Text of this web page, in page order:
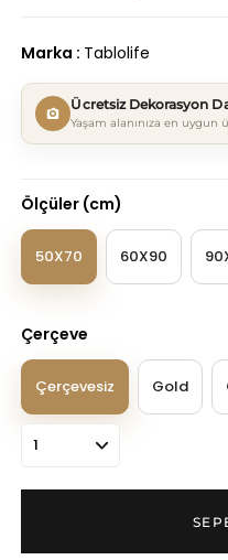
Marka : Tablolife
Ücretsiz Dekorasyon
Yaşam alanınıza en
Ölçüler (cm)
50X70 60X90
Çerçeve
Çerçevesiz Gold